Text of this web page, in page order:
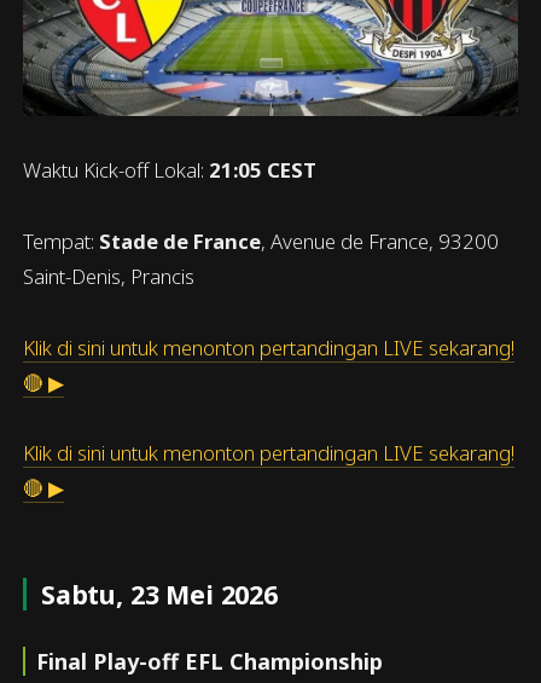
Waktu Kick-off Lokal: 21:05 CEST
Tempat: Stade de France, Avenue de France, 93200
Saint-Denis, Prancis
Klik di sini untuk menonton pertandingan LIVE sekarang!
🔴 ▶
Klik di sini untuk menonton pertandingan LIVE sekarang!
🔴 ▶
Sabtu, 23 Mei 2026
Final Play-off EFL Championship